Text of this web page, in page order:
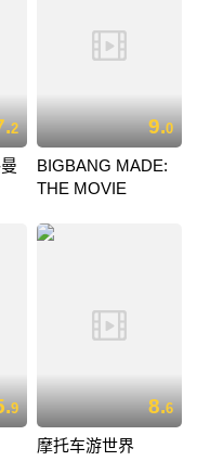
2 9.0
BIGBANG MADE:
THE MOVIE
9 8.6
摩托车游世界